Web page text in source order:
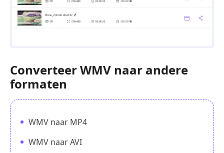
Converteer WMV naar andere
formaten
WMV naar MP4
WMV naar AVI